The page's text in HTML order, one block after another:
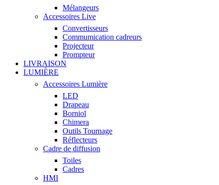
Mélangeurs
Accessoires Live
Convertisseurs
Commumication cadreurs
Projecteur
Prompteur
LIVRAISON
LUMIÈRE
Accessoires Lumière
LED
Drapeau
Borniol
Chimera
Outils Tournage
Réflecteurs
Cadre de diffusion
Toiles
Cadres
HMI